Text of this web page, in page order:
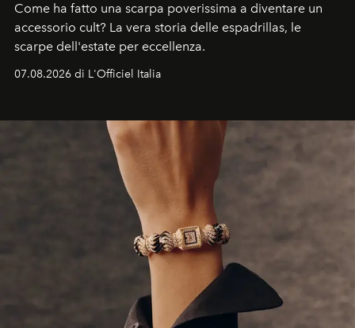
Come ha fatto una scarpa poverissima a diventare un
accessorio cult? La vera storia delle espadrillas, le
scarpe dell'estate per eccellenza.
07.08.2026 di L'Officiel Italia